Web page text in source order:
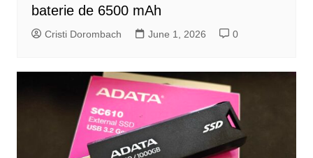
baterie de 6500 mAh
Cristi Dorombach June 1, 2026 0